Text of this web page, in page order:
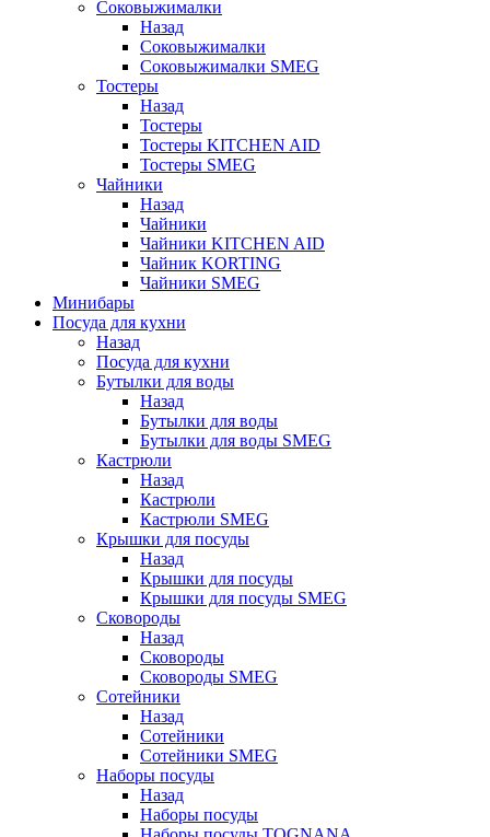
Соковыжималки
Назад
Соковыжималки
Соковыжималки SMEG
Тостеры
Назад
Тостеры
Тостеры KITCHEN AID
Тостеры SMEG
Чайники
Назад
Чайники
Чайники KITCHEN AID
Чайник KORTING
Чайники SMEG
Минибары
Посуда для кухни
Назад
Посуда для кухни
Бутылки для воды
Назад
Бутылки для воды
Бутылки для воды SMEG
Кастрюли
Назад
Кастрюли
Кастрюли SMEG
Крышки для посуды
Назад
Крышки для посуды
Крышки для посуды SMEG
Сковороды
Назад
Сковороды
Сковороды SMEG
Сотейники
Назад
Сотейники
Сотейники SMEG
Наборы посуды
Назад
Наборы посуды